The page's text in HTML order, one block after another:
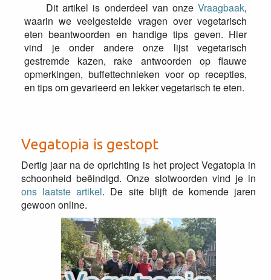
Dit artikel is onderdeel van onze Vraagbaak,
waarin we veelgestelde vragen over vegetarisch
eten beantwoorden en handige tips geven. Hier
vind je onder andere onze lijst vegetarisch
gestremde kazen, rake antwoorden op flauwe
opmerkingen, buffettechnieken voor op recepties,
en tips om gevarieerd en lekker vegetarisch te eten.
Vegatopia is gestopt
Dertig jaar na de oprichting is het project Vegatopia in
schoonheid beëindigd. Onze slotwoorden vind je in
ons laatste artikel. De site blijft de komende jaren
gewoon online.